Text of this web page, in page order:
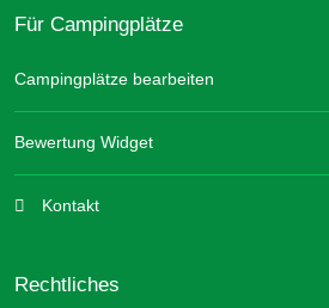
Für Campingplätze
Campingplätze bearbeiten
Bewertung Widget
Kontakt
Rechtliches